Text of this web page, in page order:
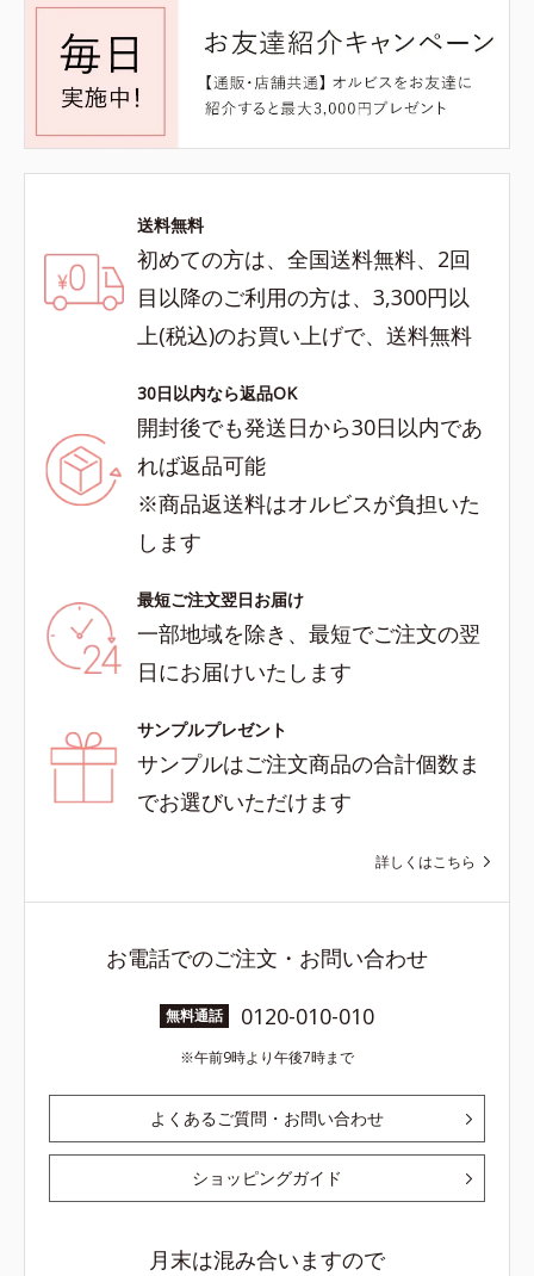
送料無料
初めての方は、全国送料無料、2回
目以降のご利用の方は、3,300円以
上(税込)のお買い上げで、送料無料
30日以内なら返品OK
開封後でも発送日から30日以内であ
れば返品可能
※商品返送料はオルビスが負担いた
します
最短ご注文翌日お届け
一部地域を除き、最短でご注文の翌
日にお届けいたします
サンプルプレゼント
サンプルはご注文商品の合計個数ま
でお選びいただけます
詳しくはこちら
お電話でのご注文・お問い合わせ
無料通話 0120-010-010
午前9時より午後7時まで
よくあるご質問・お問い合わせ
ショッピングガイド
月末は混み合いますので